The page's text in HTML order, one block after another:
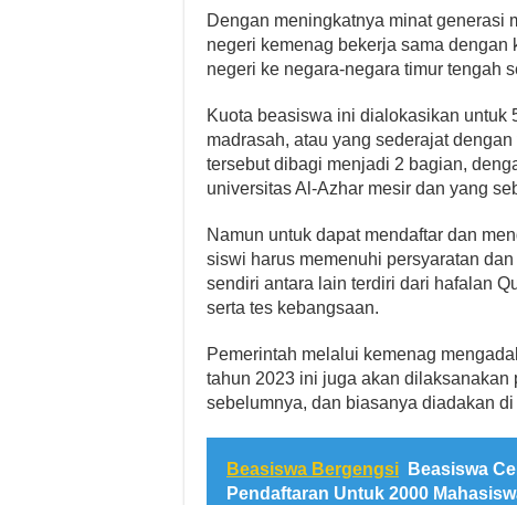
Dengan meningkatnya minat generasi
negeri kemenag bekerja sama
negeri ke negara-negara timur tengah
Kuota beasiswa ini dialokasikan untuk
madrasah, atau yang sederajat
tersebut dibagi menjadi 2 bagian,
universitas Al-Azhar mesir dan yang
Namun untuk dapat mendaftar dan
siswi harus memenuhi persyaratan
sendiri antara lain terdiri dari hafalan
serta tes kebangsaan.
Pemerintah melalui kemenag
tahun 2023 ini juga akan
sebelumnya, dan biasanya diadakan
Beasiswa Bergengsi
Beasiswa
Pendaftaran Untuk 2000